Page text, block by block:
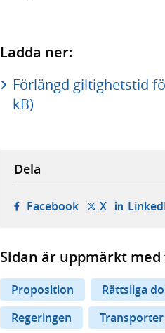
Ladda ner:
Förlängd giltighetstid
kB)
Dela
Facebook- öppnas i ny
X- öppnas i
Sidan är uppmärkt
Proposition Rättsliga
Regeringen